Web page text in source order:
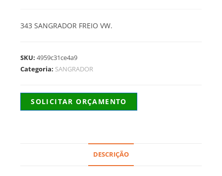
343 SANGRADOR FREIO VW.
SKU:4959c31ce4a9
Categoria: SANGRADOR
SOLICITAR ORÇAMENTO
DESCRIÇÃO